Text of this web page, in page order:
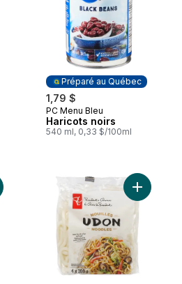
Préparé au Québec
1,79 $
Préparé au Québec
PC Menu Bleu
Haricots noirs
540 ml, 0,33 $/100ml
Tortillas de farine, format moyen
Ajouter